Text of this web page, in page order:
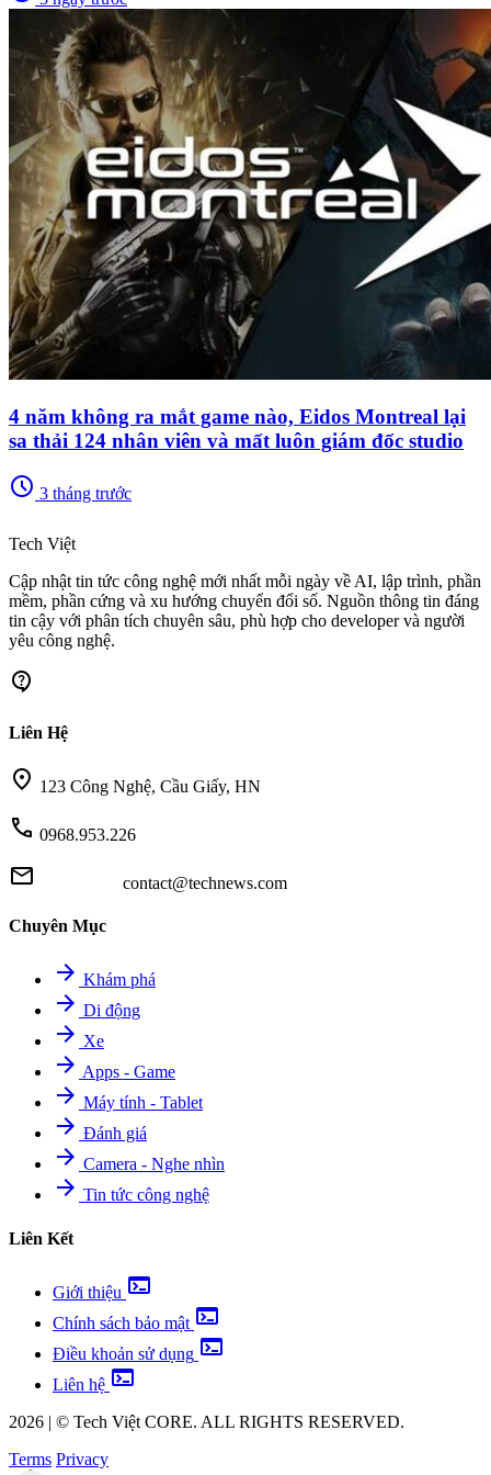
4 năm không ra mắt game nào, Eidos Montreal lại
sa thải 124 nhân viên và mất luôn giám đốc studio
schedule 3 tháng trước
Tech Việt
Cập nhật tin tức công nghệ mới nhất mỗi ngày về AI, lập trình, phần
mềm, phần cứng và xu hướng chuyển đổi số. Nguồn thông tin đáng
tin cậy với phân tích chuyên sâu, phù hợp cho developer và người
yêu công nghệ.
contact_support
Liên Hệ
location_on 123 Công Nghệ, Cầu Giấy, HN
call 0968.953.226
mail contact@technews.com
Chuyên Mục
arrow_forward Khám phá
arrow_forward Di động
arrow_forward Xe
arrow_forward Apps - Game
arrow_forward Máy tính - Tablet
arrow_forward Đánh giá
arrow_forward Camera - Nghe nhìn
arrow_forward Tin tức công nghệ
Liên Kết
Giới thiệu terminal
Chính sách bảo mật terminal
Điều khoản sử dụng terminal
Liên hệ terminal
2026 | © Tech Việt CORE. ALL RIGHTS RESERVED.
Terms Privacy